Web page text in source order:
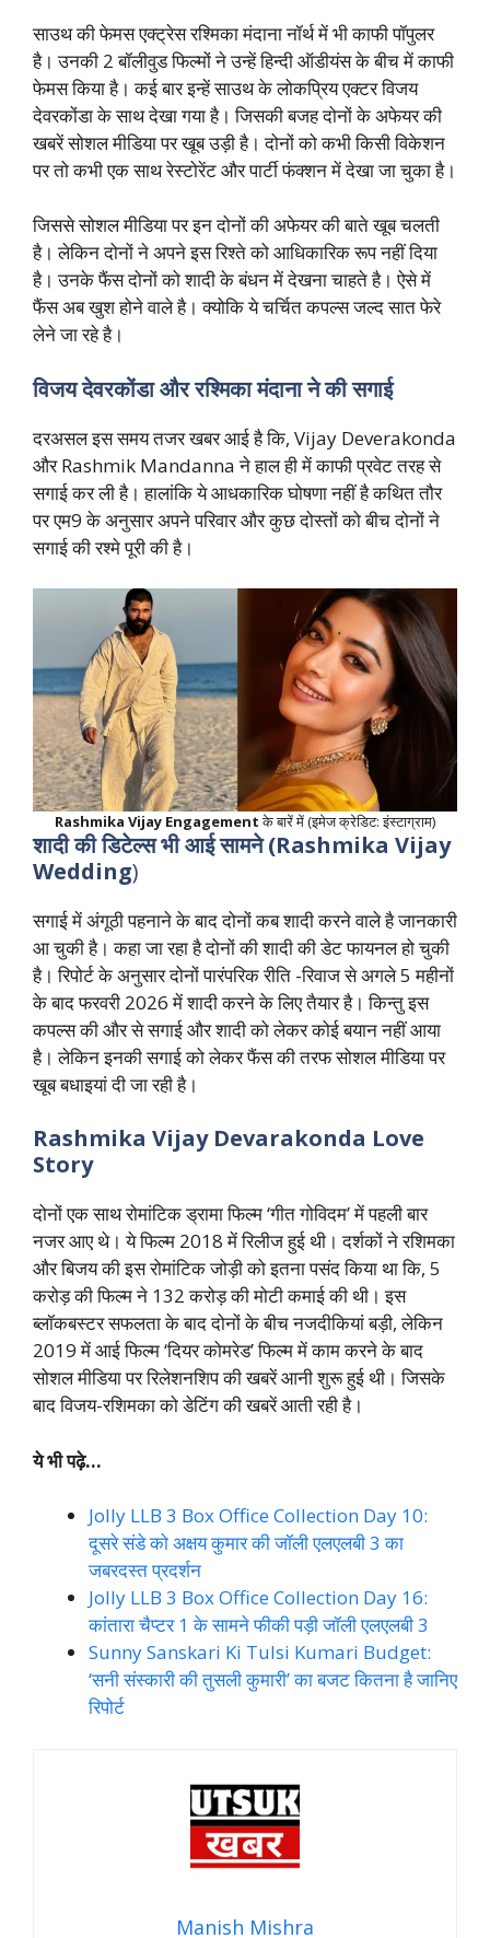
साउथ की फेमस एक्ट्रेस रश्मिका मंदाना नॉर्थ में भी काफी पॉपुलर
है। उनकी 2 बॉलीवुड फिल्मों ने उन्हें हिन्दी ऑडीयंस के बीच में काफी
फेमस किया है। कई बार इन्हें साउथ के लोकप्रिय एक्टर विजय
देवरकोंडा के साथ देखा गया है। जिसकी बजह दोनों के अफेयर की
खबरें सोशल मीडिया पर खूब उड़ी है। दोनों को कभी किसी विकेशन
पर तो कभी एक साथ रेस्टोरेंट और पार्टी फंक्शन में देखा जा चुका है।
जिससे सोशल मीडिया पर इन दोनों की अफेयर की बाते खूब चलती
है। लेकिन दोनों ने अपने इस रिश्ते को आधिकारिक रूप नहीं दिया
है। उनके फैंस दोनों को शादी के बंधन में देखना चाहते है। ऐसे में
फैंस अब खुश होने वाले है। क्योकि ये चर्चित कपल्स जल्द सात फेरे
लेने जा रहे है।
विजय देवरकोंडा और रश्मिका मंदाना ने की सगाई
दरअसल इस समय तजर खबर आई है कि, Vijay Deverakonda
और Rashmik Mandanna ने हाल ही में काफी प्रवेट तरह से
सगाई कर ली है। हालांकि ये आधकारिक घोषणा नहीं है कथित तौर
पर एम9 के अनुसार अपने परिवार और कुछ दोस्तों को बीच दोनों ने
सगाई की रश्मे पूरी की है।
Rashmika Vijay Engagementके बारें में (इमेज क्रेडिट: इंस्टाग्राम)
शादी की डिटेल्स भी आई सामने (Rashmika Vijay
Wedding)
सगाई में अंगूठी पहनाने के बाद दोनों कब शादी करने वाले है जानकारी
आ चुकी है। कहा जा रहा है दोनों की शादी की डेट फायनल हो चुकी
है। रिपोर्ट के अनुसार दोनों पारंपरिक रीति -रिवाज से अगले 5 महीनों
के बाद फरवरी 2026 में शादी करने के लिए तैयार है। किन्तु इस
कपल्स की और से सगाई और शादी को लेकर कोई बयान नहीं आया
है। लेकिन इनकी सगाई को लेकर फैंस की तरफ सोशल मीडिया पर
खूब बधाइयां दी जा रही है।
Rashmika Vijay Devarakonda Love
Story
दोनों एक साथ रोमांटिक ड्रामा फिल्म ‘गीत गोविदम’ में पहली बार
नजर आए थे। ये फिल्म 2018 में रिलीज हुई थी। दर्शकों ने रशिमका
और बिजय की इस रोमांटिक जोड़ी को इतना पसंद किया था कि, 5
करोड़ की फिल्म ने 132 करोड़ की मोटी कमाई की थी। इस
ब्लॉकबस्टर सफलता के बाद दोनों के बीच नजदीकियां बड़ी, लेकिन
2019 में आई फिल्म ‘दियर कोमरेड’ फिल्म में काम करने के बाद
सोशल मीडिया पर रिलेशनशिप की खबरें आनी शुरू हुई थी। जिसके
बाद विजय-रशिमका को डेटिंग की खबरें आती रही है।
ये भी पढ़े…
Jolly LLB 3 Box Office Collection Day 10:
दूसरे संडे को अक्षय कुमार की जॉली एलएलबी 3 का
जबरदस्त प्रदर्शन
Jolly LLB 3 Box Office Collection Day 16:
कांतारा चैप्टर 1 के सामने फीकी पड़ी जॉली एलएलबी 3
Sunny Sanskari Ki Tulsi Kumari Budget:
‘सनी संस्कारी की तुसली कुमारी’ का बजट कितना है जानिए
रिपोर्ट
Manish Mishra